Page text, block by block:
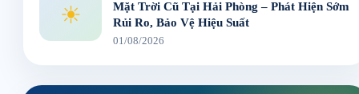
☀
Mặt Trời Cũ Tại Hải Phòng – Phát Hiện Sớm
Rủi Ro, Bảo Vệ Hiệu Suất
01/08/2026